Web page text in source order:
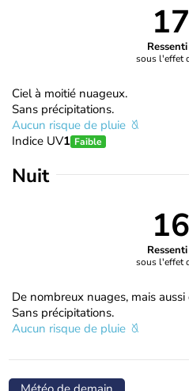
sous l'effet
Ciel à moitié nuageux.
Sans précipitations.
Aucun risque de pluie
Indice UV1 Faible
Nuit
sous l'effet
De nombreux nuages, mais
Sans précipitations.
Aucun risque de pluie